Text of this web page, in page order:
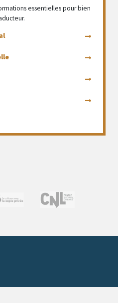
essentielles pour bien